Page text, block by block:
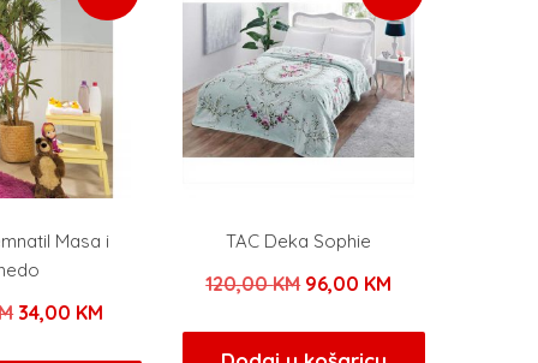
Masa i
Izvorna
34,00 KM
TAC Deka Sophie
120,00KM Izvorna
bila
96,00 KM